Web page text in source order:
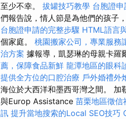
至少不幸。 拔罐技巧教學 台胞證
們報告說，情人節是為他們的孩子
台胞證申請的完整步驟 HTML語言
個家庭。 桃園搬家公司，專業服務
治方案 據報導，凱瑟琳的母親卡羅
薦，保障食品新鮮 龍潭地區的眼科
提供全方位的口腔治療 戶外婚禮外
海位於大西洋和墨西哥灣之間。
與Europ Assistance 苗栗地區徵信
訊 提升當地搜索的Local SEO技巧